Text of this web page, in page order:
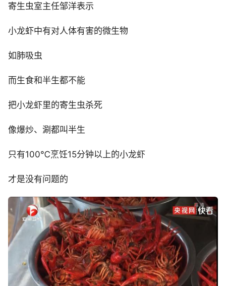
寄生虫室主任邹洋表示
小龙虾中有对人体有害的微生物
如肺吸虫
而生食和半生都不能
把小龙虾里的寄生虫杀死
像爆炒、涮都叫半生
只有100℃烹饪15分钟以上的小龙虾
才是没有问题的